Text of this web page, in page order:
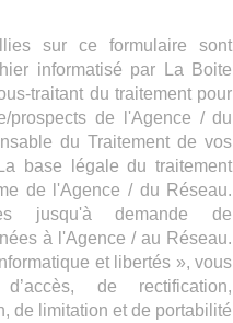
sur ce formulaire sont
informatisé par La Boite
traitant du traitement pour
prospects de l'Agence / du
du Traitement de vos
base légale du traitement
de l'Agence / du Réseau.
jusqu'à demande de
à l'Agence / au Réseau.
et libertés », vous
de rectification,
de limitation et de portabilité